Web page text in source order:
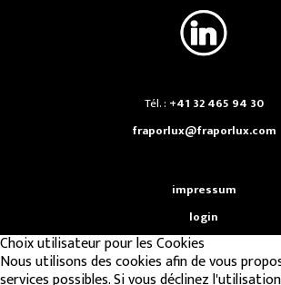
Tél. : +41 32 465 94 30
fraporlux@fraporlux.com
impressum
login
Choix utilisateur pour les Cookies
Nous utilisons des cookies afin de vous